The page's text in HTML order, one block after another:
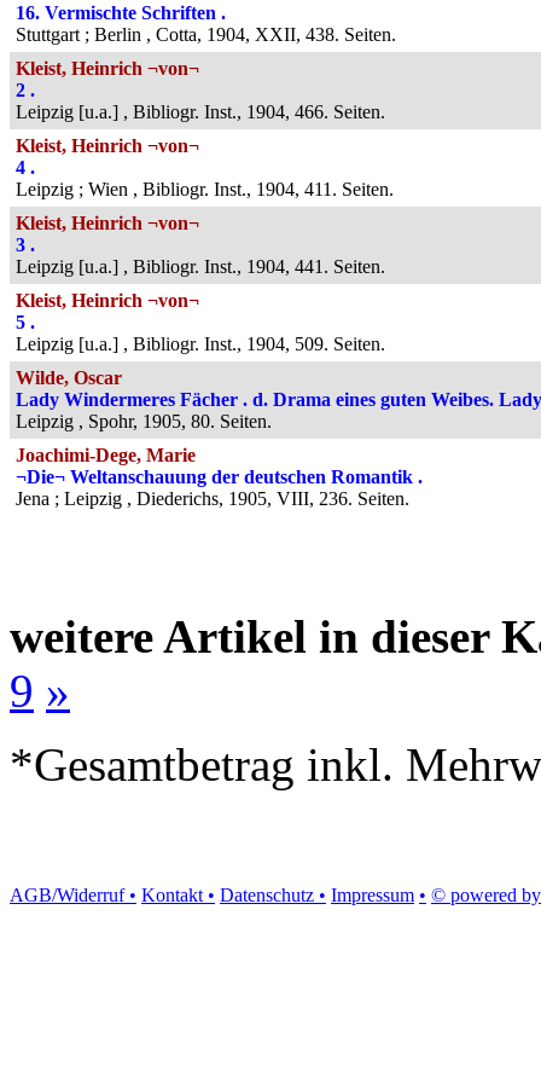
16. Vermischte Schriften .
Stuttgart ; Berlin , Cotta, 1904, XXII, 438. Seiten.
Kleist, Heinrich ¬von¬
2 .
Leipzig [u.a.] , Bibliogr. Inst., 1904, 466. Seiten.
Kleist, Heinrich ¬von¬
4 .
Leipzig ; Wien , Bibliogr. Inst., 1904, 411. Seiten.
Kleist, Heinrich ¬von¬
3 .
Leipzig [u.a.] , Bibliogr. Inst., 1904, 441. Seiten.
Kleist, Heinrich ¬von¬
5 .
Leipzig [u.a.] , Bibliogr. Inst., 1904, 509. Seiten.
Wilde, Oscar
Lady Windermeres Fächer . d. Drama eines guten Weibes.
Leipzig , Spohr, 1905, 80. Seiten.
Joachimi-Dege, Marie
¬Die¬ Weltanschauung der deutschen Romantik .
Jena ; Leipzig , Diederichs, 1905, VIII, 236. Seiten.
weitere Artikel in dieser
9 »
*Gesamtbetrag inkl.
AGB/Widerruf • Kontakt • Datenschutz • Impressum • © powered